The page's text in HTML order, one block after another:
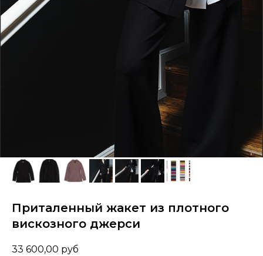
Приталенный жакет из плотного
вискозного джерси
33 600,00 руб